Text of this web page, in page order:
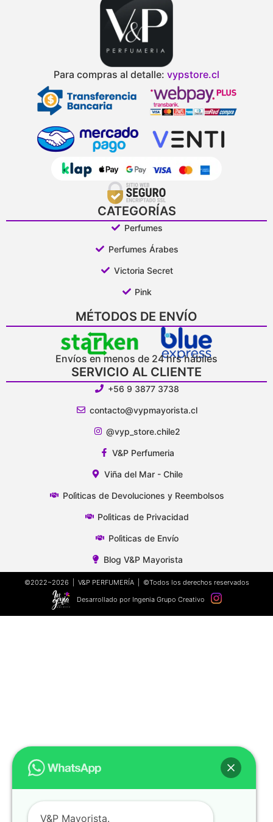
Para compras al detalle: vypstore.cl
CATEGORÍAS
Perfumes
Perfumes Árabes
Victoria Secret
Pink
MÉTODOS DE ENVÍO
Envíos en menos de 24 hrs hábiles
SERVICIO AL CLIENTE
+56 9 3877 3738
contacto@vypmayorista.cl
@vyp_store.chile2
V&P Perfumeria
Viña del Mar - Chile
Polìticas de Devoluciones y Reembolsos
Polìticas de Privacidad
Polìticas de Envío
Blog V&P Mayorista
©2022~2026 | V&P PERFUMERÍA | ©Todos los derechos reservados
Desarrollado por Ingenia Grupo Creativo
V&P Mayorista.